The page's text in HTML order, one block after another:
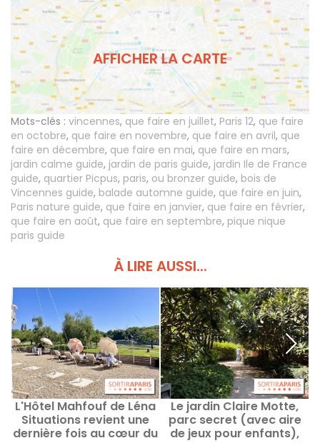
AFFICHER LA CARTE
Mots-clés : vincennes, que faire en juillet, Paris 12, que faire
en octobre, que faire en novembre, que faire en avril, que
faire en décembre, que faire en mai, que faire en mars,
jardin calme guide, jardin de paris guide, jardin Ile de France
guide, quartier Picpus, paris, ou bronzer guide, bois de
Vincennes guide, balade automne guide, que faire en juin,
Paris nature guide, que faire en janvier, que faire en février,
que faire en août, que faire en septembre, pique nique
paris guide
À LIRE AUSSI...
L'Hôtel Mahfouf de Léna
Situations revient une
dernière fois au cœur du
Le jardin Claire Motte,
parc secret (avec aire
de jeux pour enfants),